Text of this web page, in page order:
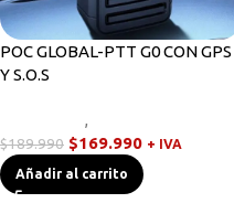
POC GLOBAL-PTT G0 CON GPS
Y S.O.S
,
$189.990 $169.990 + IVA
Añadir al carrito